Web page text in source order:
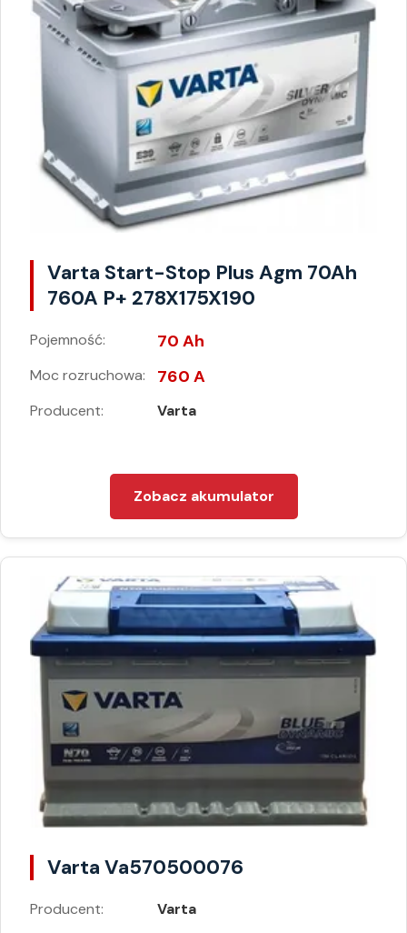
Varta Start-Stop Plus Agm 70Ah
760A P+ 278X175X190
Pojemność: 70 Ah
Moc rozruchowa: 760 A
Producent: Varta
Zobacz akumulator
Varta Va570500076
Producent: Varta